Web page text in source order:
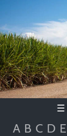
☰
A B C D E